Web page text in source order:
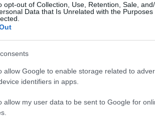
opt-out of Collection, Use, Retention, Sale,
Data that Is Unrelated with the Purposes
allow Google to enable storage related to
identifiers in apps.
allow my user data to be sent to Google for